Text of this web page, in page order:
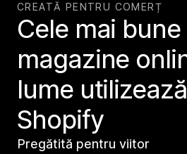
CREATĂ PENTRU COMERȚ
Cele mai bune
magazine
lume
Shopify
Pregătită pentru viitor